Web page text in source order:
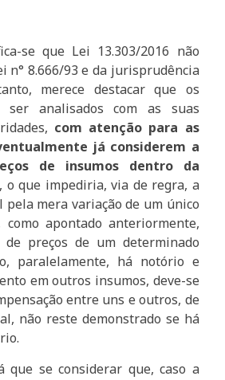
se que Lei 13.303/2016 não
n° 8.666/93 e da jurisprudência
merece destacar que os
ser analisados com as suas
com atenção para as
já considerem a
de insumos dentro da
, o que impediria, via de regra, a
mera variação de um único
como apontado anteriormente,
de preços de um determinado
paralelamente, há notório e
em outros insumos, deve-se
entre uns e outros, de
não reste demonstrado se há
que se considerar que, caso a